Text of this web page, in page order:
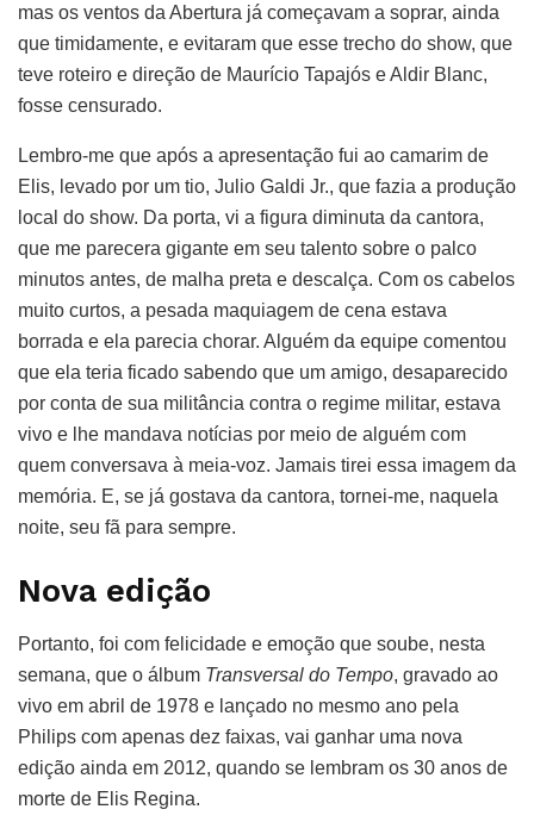
mas os ventos da Abertura já começavam a soprar, ainda
que timidamente, e evitaram que esse trecho do show, que
teve roteiro e direção de Maurício Tapajós e Aldir Blanc,
fosse censurado.
Lembro-me que após a apresentação fui ao camarim de
Elis, levado por um tio, Julio Galdi Jr., que fazia a produção
local do show. Da porta, vi a figura diminuta da cantora,
que me parecera gigante em seu talento sobre o palco
minutos antes, de malha preta e descalça. Com os cabelos
muito curtos, a pesada maquiagem de cena estava
borrada e ela parecia chorar. Alguém da equipe comentou
que ela teria ficado sabendo que um amigo, desaparecido
por conta de sua militância contra o regime militar, estava
vivo e lhe mandava notícias por meio de alguém com
quem conversava à meia-voz. Jamais tirei essa imagem da
memória. E, se já gostava da cantora, tornei-me, naquela
noite, seu fã para sempre.
Nova edição
Portanto, foi com felicidade e emoção que soube, nesta
semana, que o álbum Transversal do Tempo, gravado ao
vivo em abril de 1978 e lançado no mesmo ano pela
Philips com apenas dez faixas, vai ganhar uma nova
edição ainda em 2012, quando se lembram os 30 anos de
morte de Elis Regina.